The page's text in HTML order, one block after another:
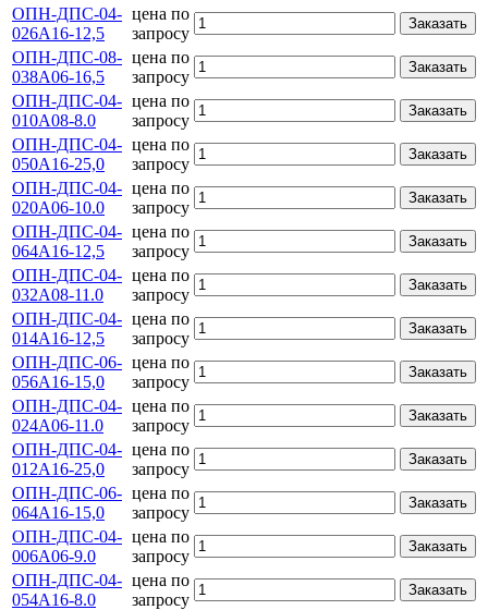
ОПН-ДПС-04-
026А16-12,5
цена по
запросу
Заказать
ОПН-ДПС-08-
038А06-16,5
цена по
запросу
Заказать
ОПН-ДПС-04-
010А08-8.0
цена по
запросу
Заказать
ОПН-ДПС-04-
050А16-25,0
цена по
запросу
Заказать
ОПН-ДПС-04-
020А06-10.0
цена по
запросу
Заказать
ОПН-ДПС-04-
064А16-12,5
цена по
запросу
Заказать
ОПН-ДПС-04-
032А08-11.0
цена по
запросу
Заказать
ОПН-ДПС-04-
014А16-12,5
цена по
запросу
Заказать
ОПН-ДПС-06-
056А16-15,0
цена по
запросу
Заказать
ОПН-ДПС-04-
024А06-11.0
цена по
запросу
Заказать
ОПН-ДПС-04-
012А16-25,0
цена по
запросу
Заказать
ОПН-ДПС-06-
064А16-15,0
цена по
запросу
Заказать
ОПН-ДПС-04-
006А06-9.0
цена по
запросу
Заказать
ОПН-ДПС-04-
054А16-8.0
цена по
запросу
Заказать